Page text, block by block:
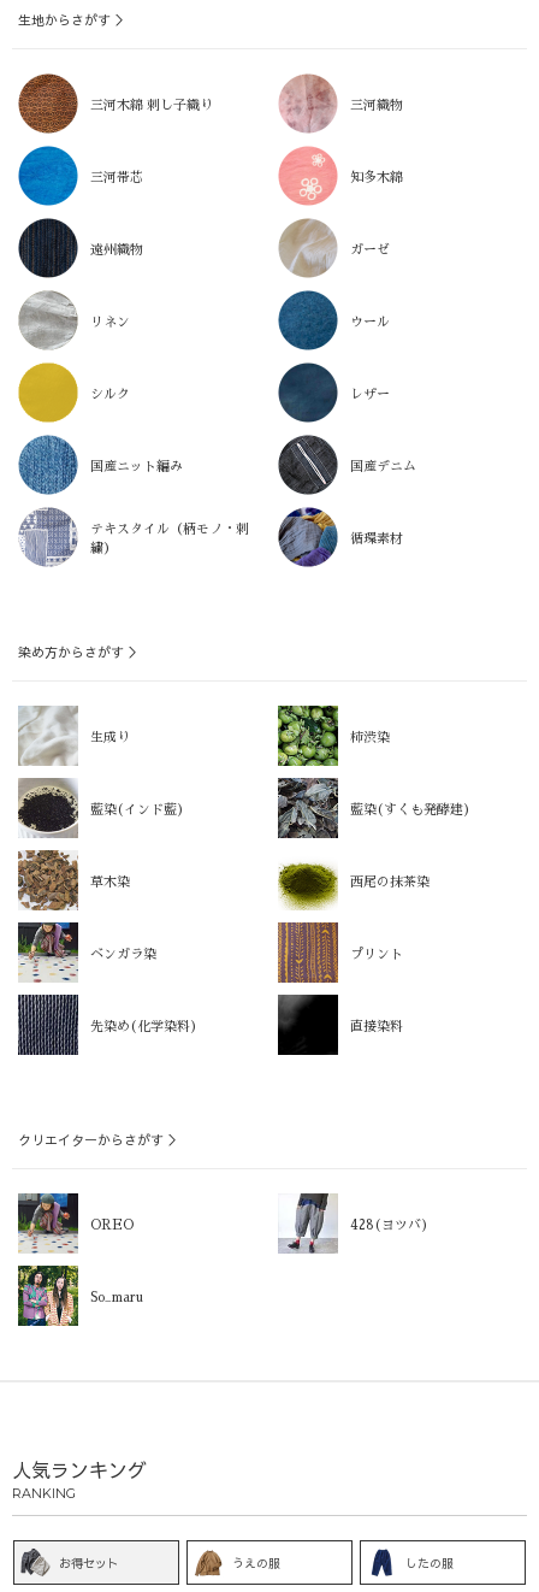
生地からさがす ＞
三河木綿 刺し子織り 三河織物
三河帯芯 知多木綿
遠州織物 ガーゼ
リネン ウール
シルク レザー
国産ニット編み 国産デニム
テキスタイル（柄モノ・刺
繍）
循環素材
染め方からさがす ＞
生成り 柿渋染
藍染(インド藍) 藍染(すくも発酵建)
草木染 西尾の抹茶染
ベンガラ染 プリント
先染め(化学染料) 直接染料
クリエイターからさがす ＞
OREO 428(ヨツバ)
So_maru
人気ランキング
RANKING
お得セット うえの服 したの服